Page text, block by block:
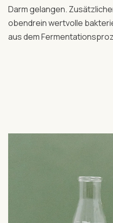
Darm gelangen.
obendrein wertvolle
aus dem